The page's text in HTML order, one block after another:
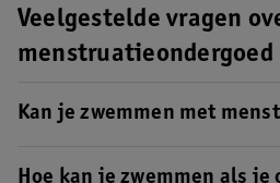
Veelgestelde vragen
menstruatieondergoed
Kan je zwemmen met
verkrijgbaar.Lees er hier meer over.
Hoe kan je zwemmen als je